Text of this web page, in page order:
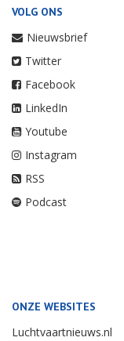
VOLG ONS
Nieuwsbrief
Twitter
Facebook
LinkedIn
Youtube
Instagram
RSS
Podcast
ONZE WEBSITES
Luchtvaartnieuws.nl